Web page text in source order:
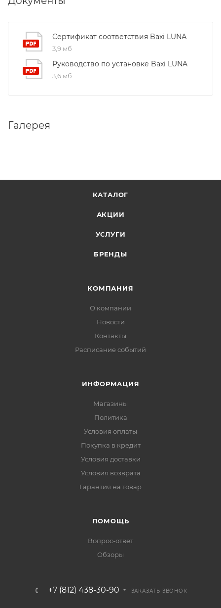
Сертификат соответствия Baxi LUNА
3,9 мб
Руководство по установке Baxi LUNA
3,6 мб
Галерея
КАТАЛОГ
АКЦИИ
УСЛУГИ
БРЕНДЫ
КОМПАНИЯ
О компании
Новости
Контакты
Расписание событий
ИНФОРМАЦИЯ
Магазины
Политика
Условия оплаты
Покупка в кредит
Условия доставки
Условия возврата
Гарантия на товар
ПОМОЩЬ
Вопрос-ответ
Обзоры
+7 (812) 438-30-90 ЗАКАЗАТЬ ЗВОНОК